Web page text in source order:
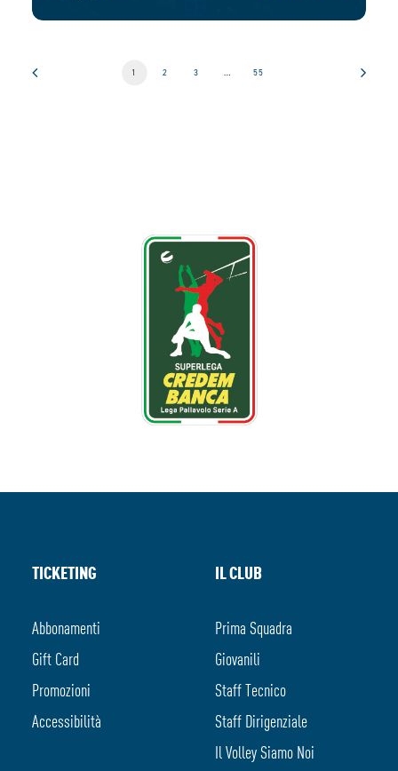
1 2 3 … 55
TICKETING
Abbonamenti
Gift Card
Promozioni
Accessibilità
IL CLUB
Prima Squadra
Giovanili
Staff Tecnico
Staff Dirigenziale
Il Volley Siamo Noi